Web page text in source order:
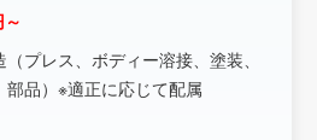
プレス、ボディー溶接、塗装、
品）※適正に応じて配属